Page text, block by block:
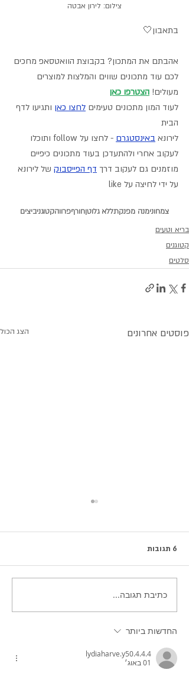
צילום: לירון אבטה
בתאבון🤍
אהבתם את המתכון? בקבוצת הוואטסאפ מחכים
לכם עוד מתכונים שווים והמלצות למוצרים
מעולים! הצטרפו כאן
לעוד המון מתכונים טעימים לחצו כאן ותגיעו לדף
הבית
לירונא באינסטגרם
- לחצו על follow ותוכלו
לעקוב אחרי ולהתעדכן בעוד מתכונים כיפיים
מוזמנים גם לעקוב דרך דף הפייסבוק של לירונא
על ידי לחיצה על like
צמחונימנה מפנקתללא גלוטןחורףפרווהקטוגניביצים
בריא וטעים
קטוגנים
סלטים
פוסטים אחרונים הצג הכול
פקאנים מלוחים קלויים בתנור
6 תגובות
כתיבת תגובה...
החדשות ביותר
lydiaharve.y50.4.4.4
01 באוג׳